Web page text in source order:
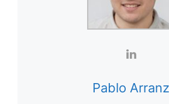
Pablo Arranz